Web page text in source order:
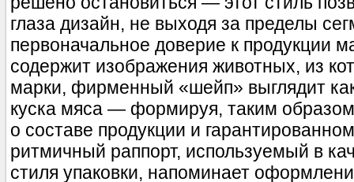
глаза дизайн, не выходя за пределы
первоначальное доверие к продукции
содержит изображения животных, из
марки, фирменный «шейп» выглядит
куска мяса — формируя, таким
о составе продукции и
ритмичный раппорт, используемый в
стиля упаковки, напоминает